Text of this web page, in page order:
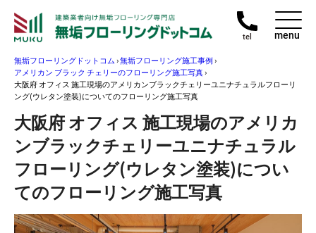
tel menu
無垢フローリングドットコム›無垢フローリング施工事例›
アメリカン ブラック チェリーのフローリング施工写真›
大阪府 オフィス 施工現場のアメリカンブラックチェリーユニナチュラルフローリ
ング(ウレタン塗装)についてのフローリング施工写真
大阪府 オフィス 施工現場のアメリカ
ンブラックチェリーユニナチュラル
フローリング(ウレタン塗装)につい
てのフローリング施工写真